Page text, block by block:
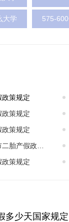
大学 575-
策规定
策规定
策规定
策规定
多少天国家规